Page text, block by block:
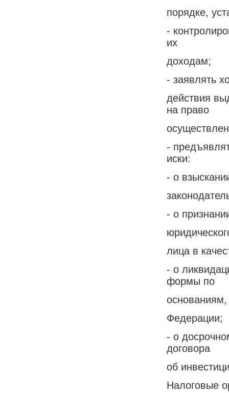
порядке,
-
их
доходам;
- заявлять
действия
на право
-
иски:
- о
- о
лица в
- о
формы по
основаниям,
Федерации;
- о
договора
об
Налоговые